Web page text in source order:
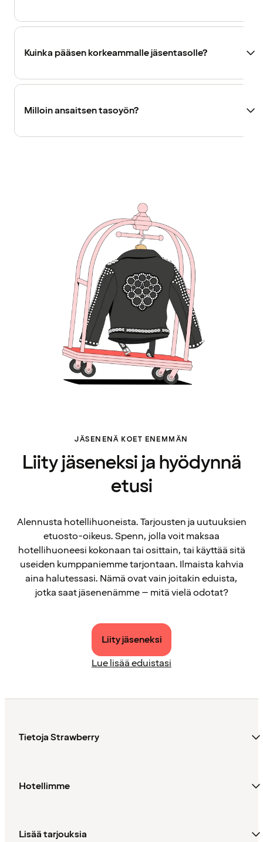
Kuinka pääsen korkeammalle jäsentasolle?
Milloin ansaitsen tasoyön?
JÄSENENÄ KOET ENEMMÄN
Liity jäseneksi ja hyödynnä
etusi
Alennusta hotellihuoneista. Tarjousten ja uutuuksien
etuosto-oikeus. Spenn, jolla voit maksaa
hotellihuoneesi kokonaan tai osittain, tai käyttää sitä
useiden kumppaniemme tarjontaan. Ilmaista kahvia
aina halutessasi. Nämä ovat vain joitakin eduista,
jotka saat jäsenenämme – mitä vielä odotat?
Liity jäseneksi
Lue lisää eduistasi
Tietoja Strawberry
Hotellimme
Lisää tarjouksia